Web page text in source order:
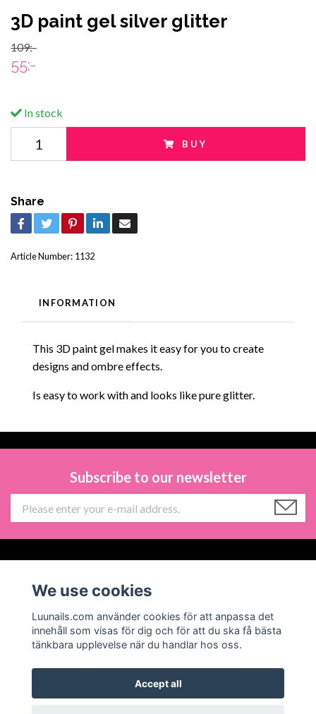
3D paint gel silver glitter
109:-
55:-
In stock
BUY
Share
Article Number: 1132
INFORMATION
This 3D paint gel makes it easy for you to create
designs and ombre effects.
Is easy to work with and looks like pure glitter.
Subscribe to our newsletter
Social Media
We use cookies
Luunails.com använder cookies för att anpassa det
innehåll som visas för dig och för att du ska få bästa
tänkbara upplevelse när du handlar hos oss.
Accept all